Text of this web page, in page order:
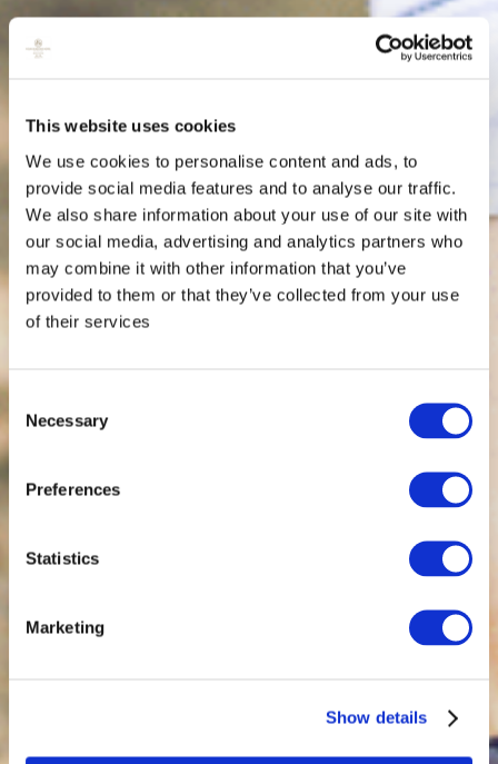
This website uses cookies
We use cookies to personalise content and ads, to
provide social media features and to analyse our traffic.
We also share information about your use of our site with
our social media, advertising and analytics partners who
may combine it with other information that you’ve
provided to them or that they’ve collected from your use
of their services
Selection
Necessary
Preferences
Statistics
Marketing
Show details